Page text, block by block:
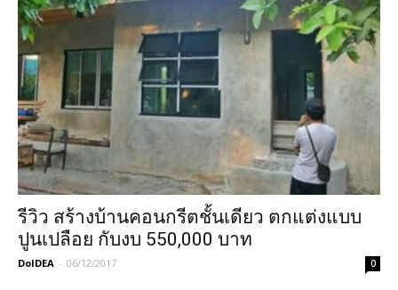
รีวิว สร้างบ้านคอนกรีตชั้นเดียว ตกแต่งแบบ
ปูนเปลือย กับงบ 550,000 บาท
DoIDEA - 06/12/2017 0